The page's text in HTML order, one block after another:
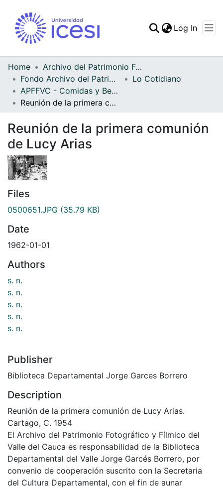
Statistics
Log In
Home
Archivo del Patrimonio Fotográfico y Fílmico del Valle del Cauca
Fondo Archivo del Patrimonio Fotográfico y Fílmico del Valle del Cauca
Lo Cotidiano
APFFVC - Comidas y Bebidas - Patrimonial
Reunión de la primera comunión de Lucy Arias
Reunión de la primera comunión
de Lucy Arias
Files
0500651.JPG (35.79 KB)
Date
1962-01-01
Authors
s. n.
s. n.
s. n.
s. n.
s. n.
Publisher
Biblioteca Departamental Jorge Garces Borrero
Description
Reunión de la primera comunión de Lucy Arias.
Cartago, C. 1954
El Archivo del Patrimonio Fotográfico y Fílmico del
Valle del Cauca es responsabilidad de la Biblioteca
Departamental del Valle Jorge Garcés Borrero, por
convenio de cooperación suscrito con la Secretaria
del Cultura Departamental, con el fin de aunar